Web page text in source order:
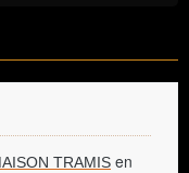
TRAMIS en